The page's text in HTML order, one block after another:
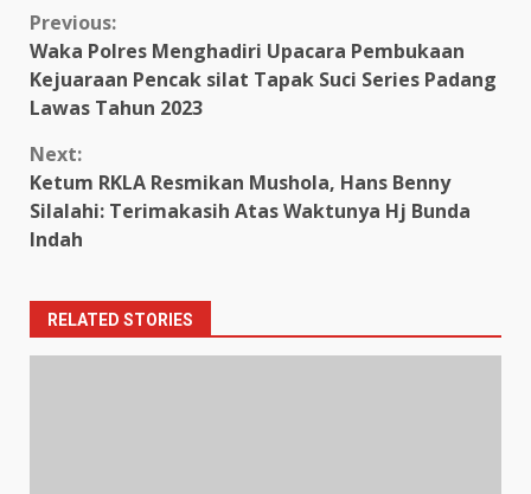
Continue
Reading
Previous:
Waka Polres Menghadiri Upacara Pembukaan
Kejuaraan Pencak silat Tapak Suci Series Padang
Lawas Tahun 2023
Next:
Ketum RKLA Resmikan Mushola, Hans Benny
Silalahi: Terimakasih Atas Waktunya Hj Bunda
Indah
RELATED STORIES